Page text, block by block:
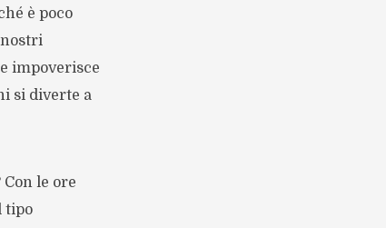
è poco
nostri
impoverisce
si diverte a
le ore
tipo